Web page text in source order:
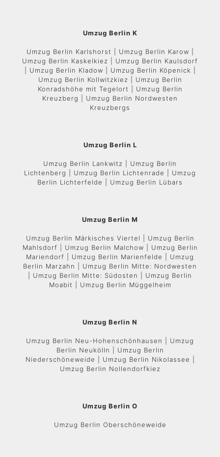
Umzug Berlin K
Umzug Berlin Karlshorst | Umzug Berlin Karow |
Umzug Berlin Kaskelkiez | Umzug Berlin Kaulsdorf
| Umzug Berlin Kladow | Umzug Berlin Köpenick |
Umzug Berlin Kollwitzkiez | Umzug Berlin
Konradshöhe mit Tegelort | Umzug Berlin
Kreuzberg | Umzug Berlin Nordwesten
Kreuzbergs
Umzug Berlin L
Umzug Berlin Lankwitz | Umzug Berlin
Lichtenberg | Umzug Berlin Lichtenrade | Umzug
Berlin Lichterfelde | Umzug Berlin Lübars
Umzug Berlin M
Umzug Berlin Märkisches Viertel | Umzug Berlin
Mahlsdorf | Umzug Berlin Malchow | Umzug Berlin
Mariendorf | Umzug Berlin Marienfelde | Umzug
Berlin Marzahn | Umzug Berlin Mitte: Nordwesten
| Umzug Berlin Mitte: Südosten | Umzug Berlin
Moabit | Umzug Berlin Müggelheim
Umzug Berlin N
Umzug Berlin Neu-Hohenschönhausen | Umzug
Berlin Neukölln | Umzug Berlin
Niederschöneweide | Umzug Berlin Nikolassee |
Umzug Berlin Nollendorfkiez
Umzug Berlin O
Umzug Berlin Oberschöneweide